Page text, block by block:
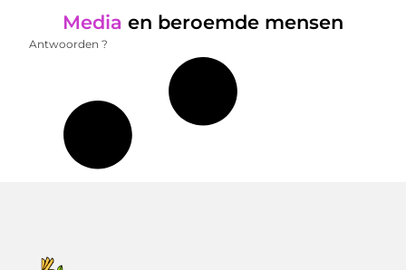
Media en beroemde mensen
Antwoorden ?